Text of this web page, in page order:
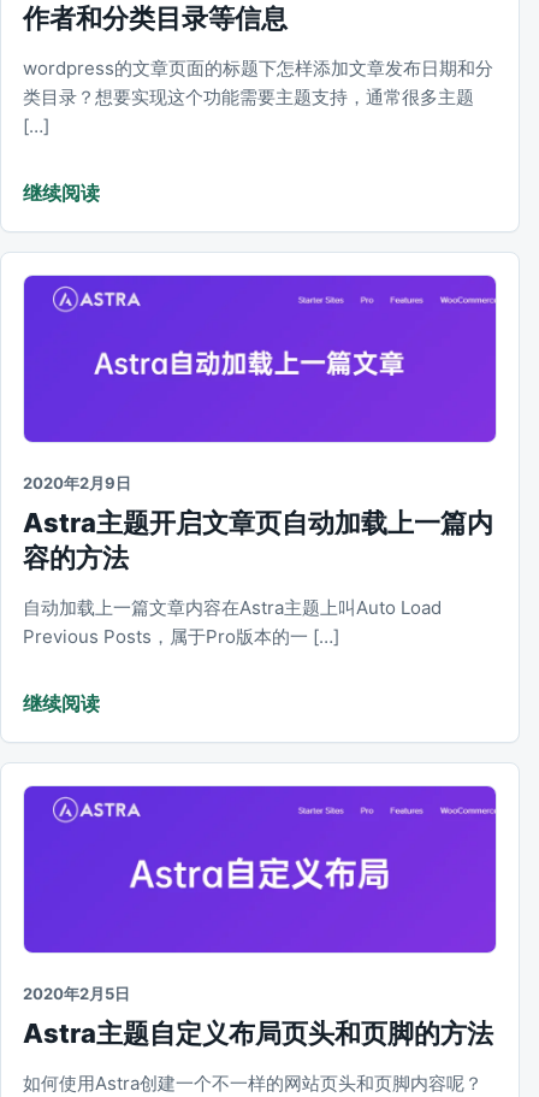
作者和分类目录等信息
wordpress的文章页面的标题下怎样添加文章发布日期和分
类目录？想要实现这个功能需要主题支持，通常很多主题
[…]
继续阅读
2020年2月9日
Astra主题开启文章页自动加载上一篇内
容的方法
自动加载上一篇文章内容在Astra主题上叫Auto Load
Previous Posts，属于Pro版本的一 […]
继续阅读
2020年2月5日
Astra主题自定义布局页头和页脚的方法
如何使用Astra创建一个不一样的网站页头和页脚内容呢？